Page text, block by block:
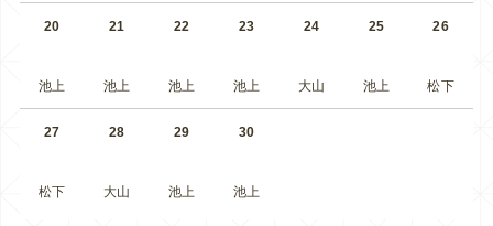
20
池上
21
池上
22
池上
23
池上
24
大山
25
池上
26
松下
27
松下
28
大山
29
池上
30
池上